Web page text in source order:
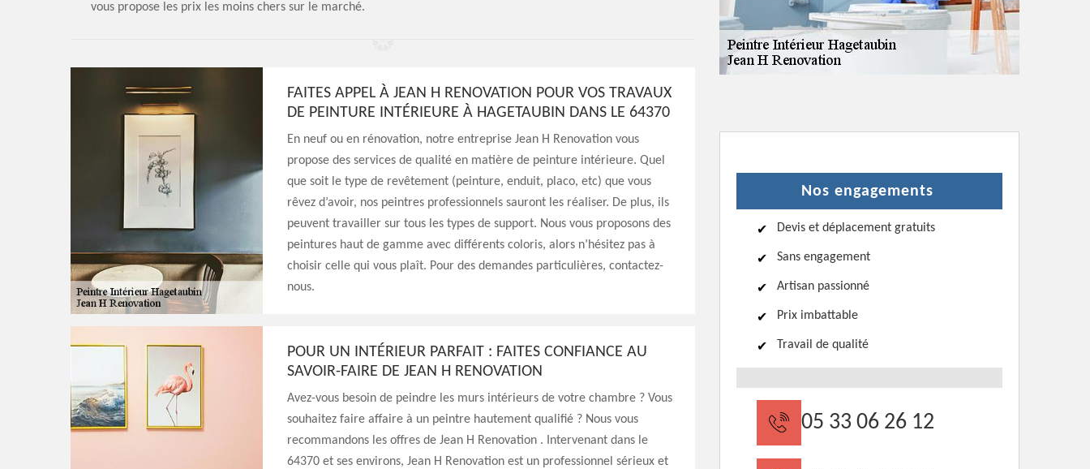
vous propose les prix les moins chers sur le marché.
FAITES APPEL À JEAN H RENOVATION POUR VOS TRAVAUX
DE PEINTURE INTÉRIEURE À HAGETAUBIN DANS LE 64370
En neuf ou en rénovation, notre entreprise Jean H Renovation vous
propose des services de qualité en matière de peinture intérieure. Quel
que soit le type de revêtement (peinture, enduit, placo, etc) que vous
rêvez d’avoir, nos peintres professionnels sauront les réaliser. De plus, ils
peuvent travailler sur tous les types de support. Nous vous proposons des
peintures haut de gamme avec différents coloris, alors n’hésitez pas à
choisir celle qui vous plaît. Pour des demandes particulières, contactez-
nous.
POUR UN INTÉRIEUR PARFAIT : FAITES CONFIANCE AU
SAVOIR-FAIRE DE JEAN H RENOVATION
Avez-vous besoin de peindre les murs intérieurs de votre chambre ? Vous
souhaitez faire affaire à un peintre hautement qualifié ? Nous vous
recommandons les offres de Jean H Renovation . Intervenant dans le
64370 et ses environs, Jean H Renovation est un professionnel sérieux et
Nos engagements
Devis et déplacement gratuits
Sans engagement
Artisan passionné
Prix imbattable
Travail de qualité
05 33 06 26 12